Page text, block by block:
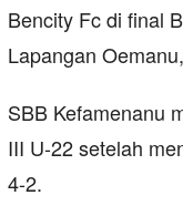
Bencity Fc di final
Lapangan
SBB Kefamenanu
III U-22 setelah
4-2.